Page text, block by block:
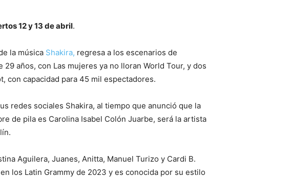
12 y 13 de abril.
la música Shakira, regresa a los escenarios de
años, con Las mujeres ya no lloran World Tour, y dos
con capacidad para 45 mil espectadores.
redes sociales Shakira, al tiempo que anunció que la
de pila es Carolina Isabel Colón Juarbe, será la artista
Aguilera, Juanes, Anitta, Manuel Turizo y Cardi B.
los Latin Grammy de 2023 y es conocida por su estilo